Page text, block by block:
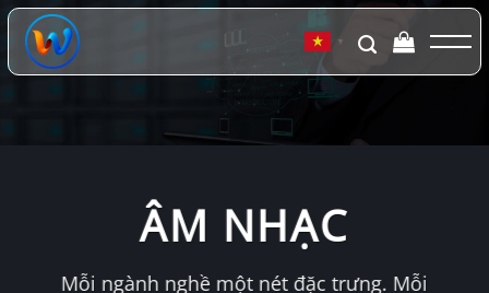
Chuyển
đến
dung
▼
ÂM NHẠC
Mỗi ngành nghề một nét đặc trưng. Mỗi